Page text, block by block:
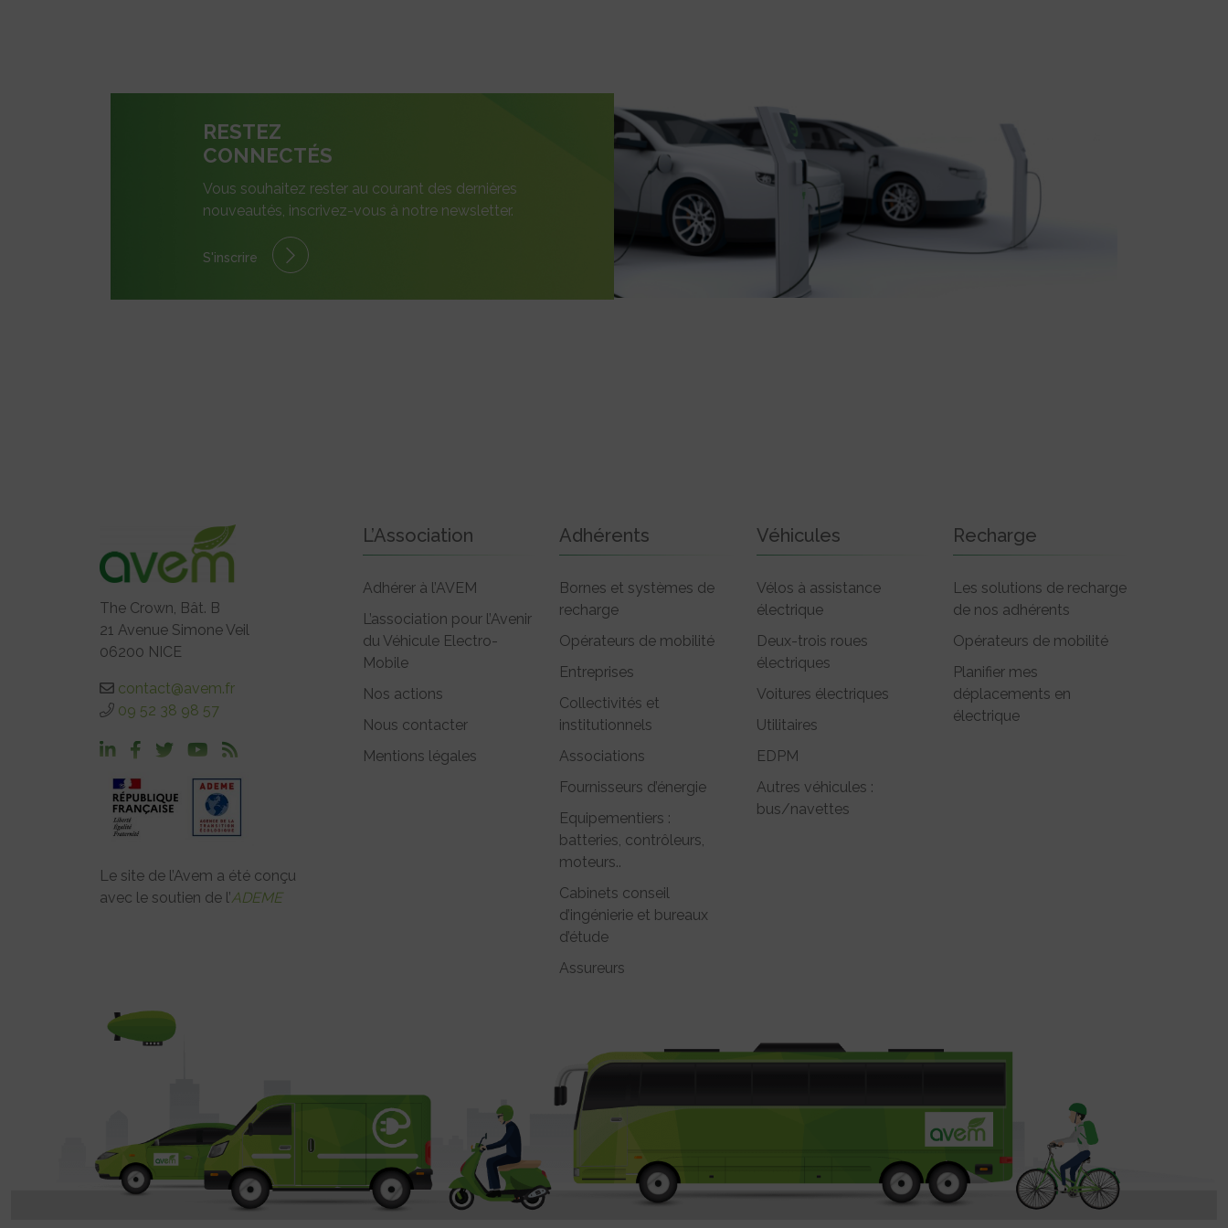
RESTEZ
CONNECTÉS
Vous souhaitez rester au courant des dernières
nouveautés, inscrivez-vous à notre newsletter.
S'inscrire
The Crown, Bât. B
21 Avenue Simone Veil
06200 NICE
contact@avem.fr
09 52 38 98 57
Le site de l’Avem a été conçu
avec le soutien de l’ADEME
L’Association
Adhérer à l’AVEM
L’association pour l’Avenir
du Véhicule Electro-
Mobile
Nos actions
Nous contacter
Mentions légales
Adhérents
Bornes et systèmes de
recharge
Opérateurs de mobilité
Entreprises
Collectivités et
institutionnels
Associations
Fournisseurs d’énergie
Equipementiers :
batteries, contrôleurs,
moteurs..
Cabinets conseil
d’ingénierie et bureaux
d’étude
Assureurs
Véhicules
Vélos à assistance
électrique
Deux-trois roues
électriques
Voitures électriques
Utilitaires
EDPM
Autres véhicules :
bus/navettes
Recharge
Les solutions de recharge
de nos adhérents
Opérateurs de mobilité
Planifier mes
déplacements en
électrique